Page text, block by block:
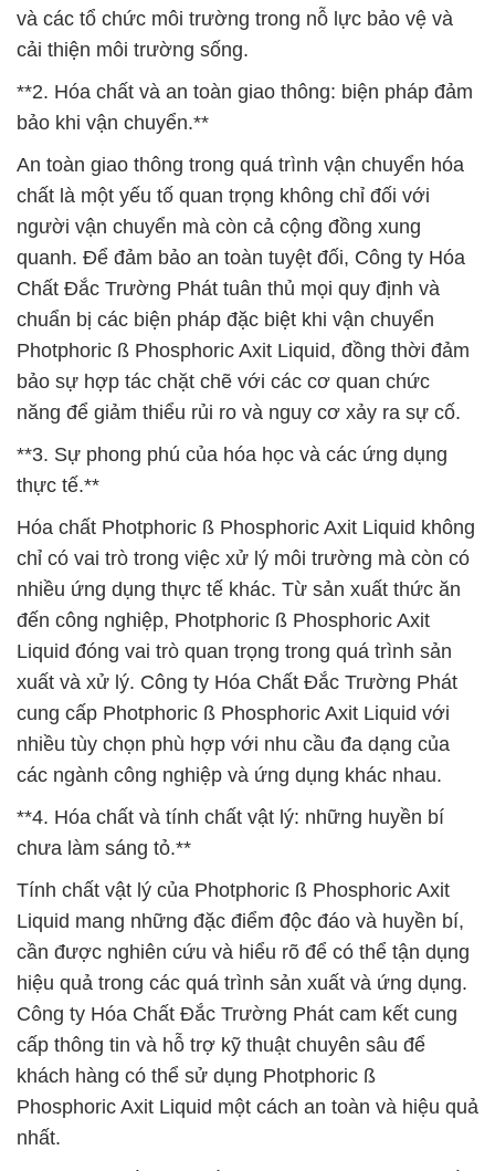
và các tổ chức môi trường trong nỗ lực bảo vệ và
cải thiện môi trường sống.
**2. Hóa chất và an toàn giao thông: biện pháp đảm
bảo khi vận chuyển.**
An toàn giao thông trong quá trình vận chuyển hóa
chất là một yếu tố quan trọng không chỉ đối với
người vận chuyển mà còn cả cộng đồng xung
quanh. Để đảm bảo an toàn tuyệt đối, Công ty Hóa
Chất Đắc Trường Phát tuân thủ mọi quy định và
chuẩn bị các biện pháp đặc biệt khi vận chuyển
Photphoric ß Phosphoric Axit Liquid, đồng thời đảm
bảo sự hợp tác chặt chẽ với các cơ quan chức
năng để giảm thiểu rủi ro và nguy cơ xảy ra sự cố.
**3. Sự phong phú của hóa học và các ứng dụng
thực tế.**
Hóa chất Photphoric ß Phosphoric Axit Liquid không
chỉ có vai trò trong việc xử lý môi trường mà còn có
nhiều ứng dụng thực tế khác. Từ sản xuất thức ăn
đến công nghiệp, Photphoric ß Phosphoric Axit
Liquid đóng vai trò quan trọng trong quá trình sản
xuất và xử lý. Công ty Hóa Chất Đắc Trường Phát
cung cấp Photphoric ß Phosphoric Axit Liquid với
nhiều tùy chọn phù hợp với nhu cầu đa dạng của
các ngành công nghiệp và ứng dụng khác nhau.
**4. Hóa chất và tính chất vật lý: những huyền bí
chưa làm sáng tỏ.**
Tính chất vật lý của Photphoric ß Phosphoric Axit
Liquid mang những đặc điểm độc đáo và huyền bí,
cần được nghiên cứu và hiểu rõ để có thể tận dụng
hiệu quả trong các quá trình sản xuất và ứng dụng.
Công ty Hóa Chất Đắc Trường Phát cam kết cung
cấp thông tin và hỗ trợ kỹ thuật chuyên sâu để
khách hàng có thể sử dụng Photphoric ß
Phosphoric Axit Liquid một cách an toàn và hiệu quả
nhất.